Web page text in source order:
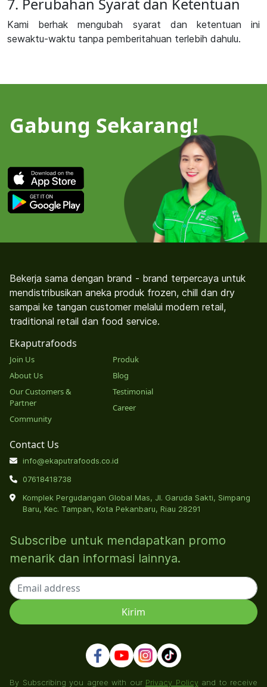
7. Perubahan Syarat dan Ketentuan
Kami berhak mengubah syarat dan ketentuan ini
sewaktu-waktu tanpa pemberitahuan terlebih dahulu.
Gabung Sekarang!
Bekerja sama dengan brand - brand terpercaya untuk
mendistribusikan aneka produk frozen, chill dan dry
sampai ke tangan customer melalui modern retail,
traditional retail dan food service.
Ekaputrafoods
Join Us
About Us
Our Customers &
Partner
Community
Produk
Blog
Testimonial
Career
Contact Us
info@ekaputrafoods.co.id
07618418738
Komplek Pergudangan Global Mas, Jl. Garuda Sakti, Simpang
Baru, Kec. Tampan, Kota Pekanbaru, Riau 28291
Subscribe untuk mendapatkan promo
menarik dan informasi lainnya.
By Subscribing you agree with our Privacy Policyand to receive